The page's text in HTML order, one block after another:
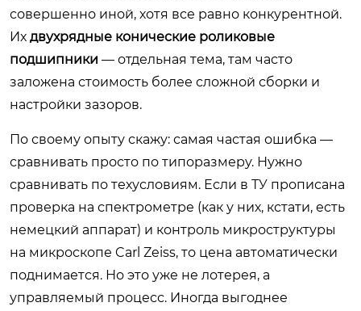
совершенно иной, хотя все равно конкурентной.
Их двухрядные конические роликовые
подшипники — отдельная тема, там часто
заложена стоимость более сложной сборки и
настройки зазоров.
По своему опыту скажу: самая частая ошибка —
сравнивать просто по типоразмеру. Нужно
сравнивать по техусловиям. Если в ТУ прописана
проверка на спектрометре (как у них, кстати, есть
немецкий аппарат) и контроль микроструктуры
на микроскопе Carl Zeiss, то цена автоматически
поднимается. Но это уже не лотерея, а
управляемый процесс. Иногда выгоднее